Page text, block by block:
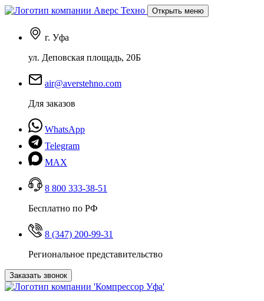
Открыть меню
г. Уфа
ул. Деповская площадь, 20Б
air@averstehno.com
Для заказов
WhatsApp
Telegram
MAX
8 800 333-38-51
Бесплатно по РФ
8 (347) 200-99-31
Региональное представительство
Заказать звонок